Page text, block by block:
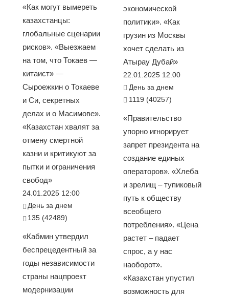
«Как могут вымереть
казахстанцы:
глобальные сценарии
рисков». «Выезжаем
на том, что Токаев —
китаист» —
Сыроежкин о Токаеве
и Си, секретных
делах и о Масимове».
«Казахстан хвалят за
отмену смертной
казни и критикуют за
пытки и ограничения
свобод»
24.01.2025 12:00
День за днем
135 (42489)
«Кабмин утвердил
беспрецедентный за
годы независимости
страны нацпроект
модернизации
экономической
политики». «Как
грузин из Москвы
хочет сделать из
Атырау Дубай»
22.01.2025 12:00
День за днем
1119 (40257)
«Правительство
упорно игнорирует
запрет президента на
создание единых
операторов». «Хлеба
и зрелищ – тупиковый
путь к обществу
всеобщего
потребления». «Цена
растет – падает
спрос, а у нас
наоборот».
«Казахстан упустил
возможность для